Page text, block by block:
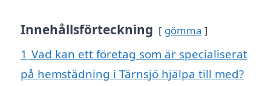
Innehållsförteckning gömma
1 Vad kan ett företag som är specialiserat
på hemstädning i Tärnsjö hjälpa till med?